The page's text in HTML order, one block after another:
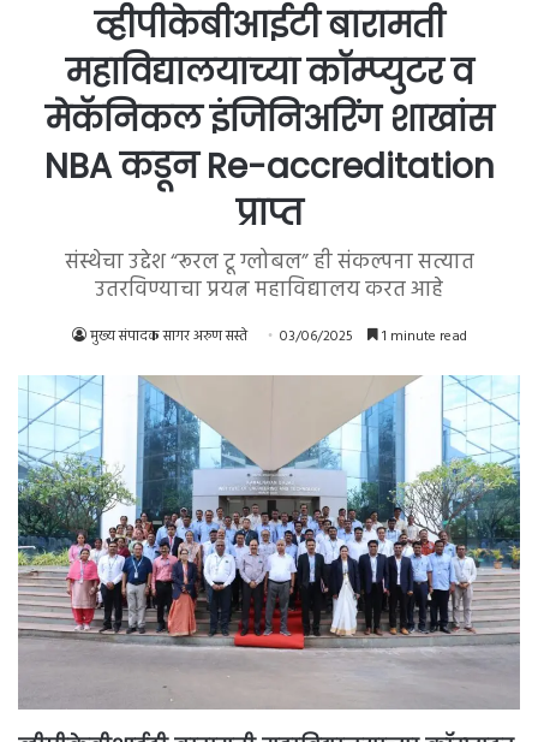
व्हीपीकेबीआईटी बारामती
महाविद्यालयाच्या कॉम्प्युटर व
मेकॅनिकल इंजिनिअरिंग शाखांस
NBA कडून Re-accreditation
प्राप्त
संस्थेचा उद्देश “रूरल टू ग्लोबल” ही संकल्पना सत्यात
उतरविण्याचा प्रयत्न महाविद्यालय करत आहे
मुख्य संपादक सागर अरुण सस्ते 03/06/2025 1 minute read